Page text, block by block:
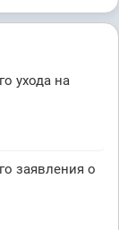
ухода на
заявления о